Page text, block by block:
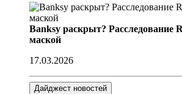
Banksy раскрыт? Расследование
маской
17.03.2026
Дайджест новостей